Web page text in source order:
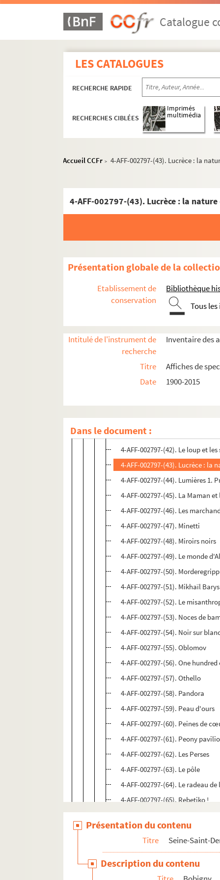
Catalogue
LES CATALOGUES
RECHERCHE RAPIDE
RECHERCHES CIBLÉES
Imprimés
multimédia
Accueil CCFr > 4-AFF-002797-(43). Lucrèce : la
4-AFF-002797-(43). Lucrèce : la nature
Présentation globale de la
Etablissement de
conservation
Bibliothèque
Tous
Intitulé de l'instrument de
recherche
Inventaire des
Titre
Affiches de
Date
1900-2015
Dans le document :
4-AFF-002797-(14). The cave
4-AFF-002797-(16).
4-AFF-002797-(17). Crise de
4-AFF-002797-(18). Decodex
4-AFF-002797-(19). Dialogue
4-AFF-002797-(20). Dibouk
4-AFF-002797-(21). Didascalies
4-AFF-002797-(23). L'école des
4-AFF-002797-(32). El Halia
4-AFF-002797-(29). Les fils de
4-AFF-002797-(31). Gaudeamus
4-AFF-002797-(33). Hamlet-
4-AFF-002797-(35). Hucksters
4-AFF-002797-(37). Iphigenie
4-AFF-002797-(41). Lorentino
4-AFF-002797-(42). Le loup et
4-AFF-002797-(43). Lucrèce : la
4-AFF-002797-(44). Lumières 1.
4-AFF-002797-(45). La Maman
4-AFF-002797-(46). Les
4-AFF-002797-(47). Minetti
4-AFF-002797-(48). Miroirs noirs
4-AFF-002797-(49). Le monde
4-AFF-002797-(50).
4-AFF-002797-(51). Mikhaïl
4-AFF-002797-(52). Le
4-AFF-002797-(53). Noces de
4-AFF-002797-(54). Noir sur
4-AFF-002797-(55). Oblomov
4-AFF-002797-(56). One
4-AFF-002797-(57). Othello
4-AFF-002797-(58). Pandora
4-AFF-002797-(59). Peau d'ours
4-AFF-002797-(60). Peines de
4-AFF-002797-(61). Peony
4-AFF-002797-(62). Les Perses
4-AFF-002797-(63). Le pôle
4-AFF-002797-(64). Le radeau
4-AFF-002797-(65). Rebetiko !
4-AFF-002797-(67). La
4-AFF-002797-(68).
4-AFF-002797-(70). Saga d'un
4-AFF-002797-(71). Saints and
Présentation du contenu
Titre Seine-Saint-
Description du contenu